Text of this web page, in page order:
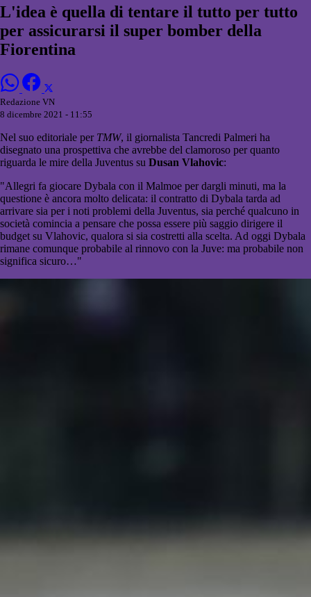
L'idea è quella di tentare il tutto per tutto
per assicurarsi il super bomber della
Fiorentina
Redazione VN
8 dicembre 2021 - 11:55
Nel suo editoriale per TMW, il giornalista Tancredi Palmeri ha
disegnato una prospettiva che avrebbe del clamoroso per quanto
riguarda le mire della Juventus su Dusan Vlahovic:
"Allegri fa giocare Dybala con il Malmoe per dargli minuti, ma la
questione è ancora molto delicata: il contratto di Dybala tarda ad
arrivare sia per i noti problemi della Juventus, sia perché qualcuno in
società comincia a pensare che possa essere più saggio dirigere il
budget su Vlahovic, qualora si sia costretti alla scelta. Ad oggi Dybala
rimane comunque probabile al rinnovo con la Juve: ma probabile non
significa sicuro…"